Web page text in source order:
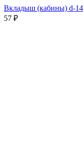
Вкладыш (кабины) d-14
57 ₽